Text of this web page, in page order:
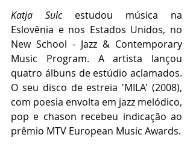
Katja Sulc estudou música na
Eslovênia e nos Estados Unidos, no
New School - Jazz & Contemporary
Music Program. A artista lançou
quatro álbuns de estúdio aclamados.
O seu disco de estreia 'MILA' (2008),
com poesia envolta em jazz melódico,
pop e chason recebeu indicação ao